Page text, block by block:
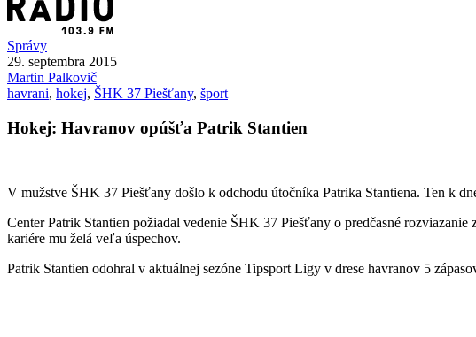
Správy
29. septembra 2015
Martin Palkovič
havrani, hokej, ŠHK 37 Piešťany, šport
Hokej: Havranov opúšťa Patrik Stantien
V mužstve ŠHK 37 Piešťany došlo k odchodu útočníka Patrika Stantiena. Ten k
Center Patrik Stantien požiadal vedenie ŠHK 37 Piešťany o predčasné
kariére mu želá veľa úspechov.
Patrik Stantien odohral v aktuálnej sezóne Tipsport Ligy v drese havranov 5